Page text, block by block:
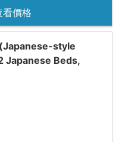
看價格
(Japanese-style
Japanese Beds,